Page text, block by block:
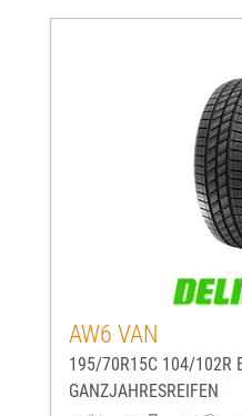
AW6 VAN
195/70R15C 104/102R
GANZJAHRESREIFEN